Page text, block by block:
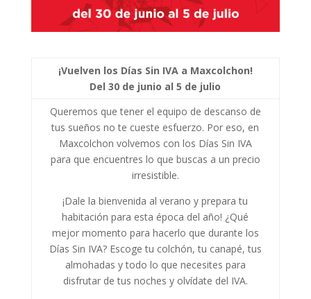
¡Vuelven los Días Sin IVA a Maxcolchon!
Del 30 de junio al 5 de julio
Queremos que tener el equipo de descanso de
tus sueños no te cueste esfuerzo. Por eso, en
Maxcolchon volvemos con los Días Sin IVA
para que encuentres lo que buscas a un precio
irresistible.
¡Dale la bienvenida al verano y prepara tu
habitación para esta época del año! ¿Qué
mejor momento para hacerlo que durante los
Días Sin IVA? Escoge tu colchón, tu canapé, tus
almohadas y todo lo que necesites para
disfrutar de tus noches y olvídate del IVA.